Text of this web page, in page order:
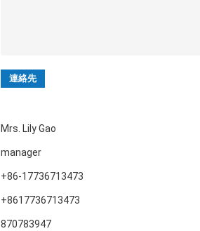
Mrs. Lily Gao
manager
+86-17736713473
+8617736713473
870783947